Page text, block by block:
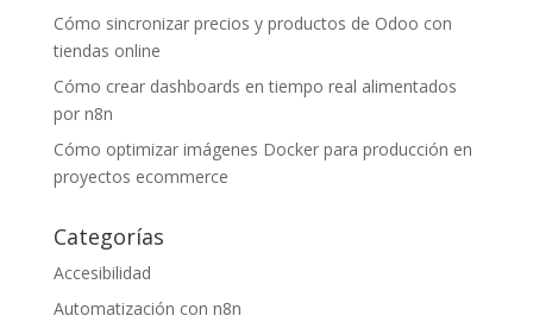
Cómo sincronizar precios y productos de Odoo con
tiendas online
Cómo crear dashboards en tiempo real alimentados
por n8n
Cómo optimizar imágenes Docker para producción en
proyectos ecommerce
Categorías
Accesibilidad
Automatización con n8n